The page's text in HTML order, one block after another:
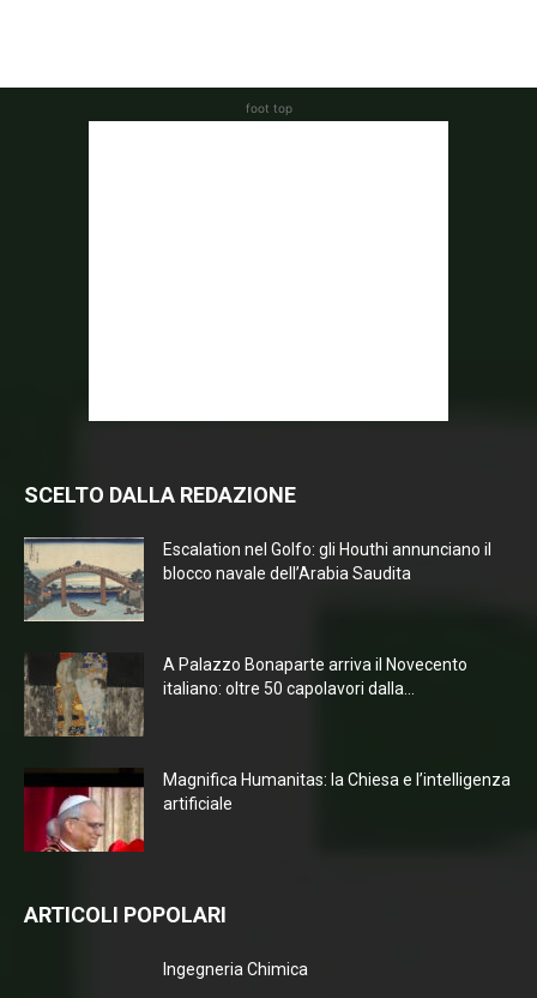
foot top
SCELTO DALLA REDAZIONE
Escalation nel Golfo: gli Houthi annunciano il
blocco navale dell’Arabia Saudita
A Palazzo Bonaparte arriva il Novecento
italiano: oltre 50 capolavori dalla...
Magnifica Humanitas: la Chiesa e l’intelligenza
artificiale
ARTICOLI POPOLARI
Ingegneria Chimica